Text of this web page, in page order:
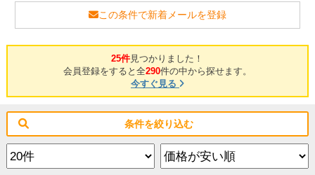
この条件で新着メールを登録
25件見つかりました！
会員登録をすると全290件の中から探せます。
今すぐ見る
条件を絞り込む